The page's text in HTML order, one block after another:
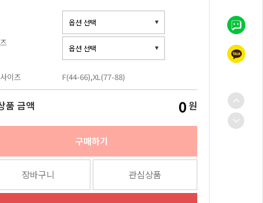
이즈 F(44-66),XL(77-88)
품 금액 0 원
구매하기
장바구니 관심상품